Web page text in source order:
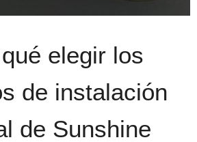
elegir los
de instalación
de Sunshine